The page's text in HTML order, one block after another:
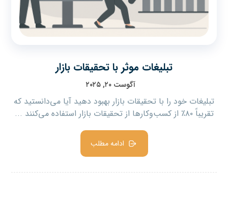
تبلیغات موثر با تحقیقات بازار
آگوست ۲۰, ۲۰۲۵
تبلیغات خود را با تحقیقات بازار بهبود دهید آیا می‌دانستید که
تقریباً ۸۰٪ از کسب‌وکارها از تحقیقات بازار استفاده می‌کنند ...
ادامه مطلب